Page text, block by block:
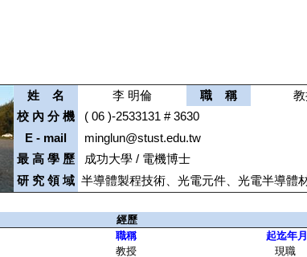
姓 名 李 明倫 職 稱
校 內 分 機
( 06 )-2533131 # 3630
E - mail
minglun@stust.edu.tw
最 高 學 歷
成功大學 / 電機博士
研 究 領 域 半導體製程技術、光電元件、光電半導體
經歷
職稱
起迄年月
教授 現職